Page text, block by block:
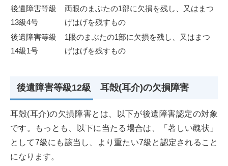
後遺障害等級
13級4号
両眼のまぶたの1部に欠損を残し、又はまつ
げはげを残すもの
後遺障害等級
14級1号
1眼のまぶたの1部に欠損を残し、又はまつ
げはげを残すもの
後遺障害等級12級 耳殻(耳介)の欠損障害
耳殻(耳介)の欠損障害とは、以下が後遺障害認定の対象
です。もっとも、以下に当たる場合は、「著しい醜状」
として7級にも該当し、より重たい7級と認定されること
になります。